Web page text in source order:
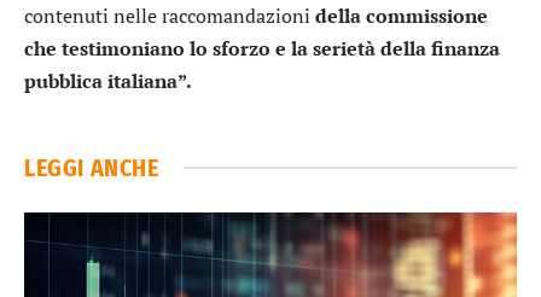
contenuti nelle raccomandazioni della commissione
che testimoniano lo sforzo e la serietà della finanza
pubblica italiana”.
LEGGI ANCHE